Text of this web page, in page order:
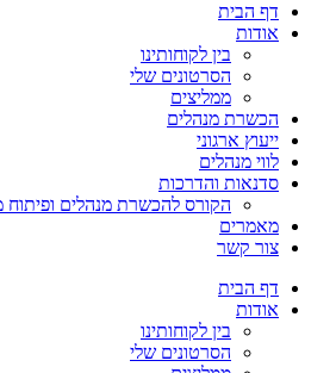
דף הבית
אודות
בין לקוחותינו
הסרטונים שלי
ממליצים
הכשרת מנהלים
ייעוץ ארגוני
לווי מנהלים
סדנאות והדרכות
הקורס להכשרת מנהלים ופיתוח
מאמרים
צור קשר
דף הבית
אודות
בין לקוחותינו
הסרטונים שלי